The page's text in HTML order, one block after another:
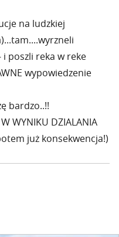
na ludzkiej
poszli reka w reke
wypowiedzenie
bardzo..!!
WYNIKU DZIALANIA
już konsekwencja!)